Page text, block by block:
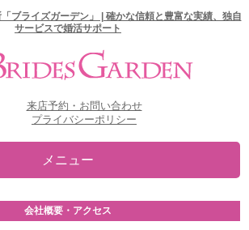
ブライズガーデン」 | 確かな信頼と豊富な実績、独自
サービスで婚活サポート
来店予約・お問い合わせ
プライバシーポリシー
メニュー
TOP
会社概要・アクセス